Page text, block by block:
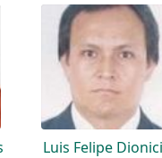
Luis Felipe